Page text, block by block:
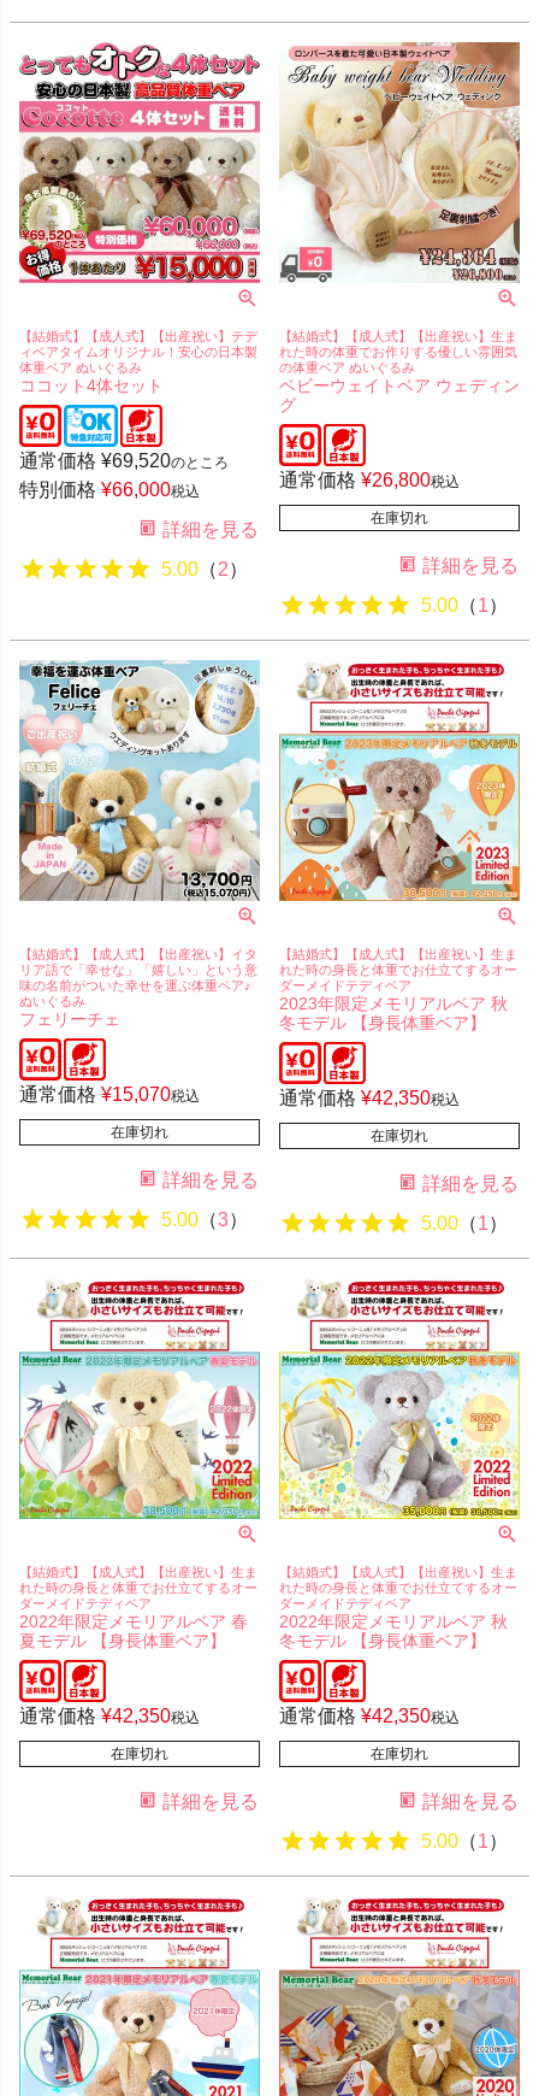
【結婚式】【成人式】【出産祝い】テデ
ィベアタイムオリジナル！安心の日本製
体重ベア ぬいぐるみ
ココット4体セット
通常価格 ¥69,520のところ
特別価格 ¥66,000税込
詳細を見る
5.00 （2）
【結婚式】【成人式】【出産祝い】生ま
れた時の体重でお作りする優しい雰囲気
の体重ベア ぬいぐるみ
ベビーウェイトベア ウェディン
グ
通常価格 ¥26,800税込
在庫切れ
詳細を見る
5.00 （1）
【結婚式】【成人式】【出産祝い】イタ
リア語で「幸せな」「嬉しい」という意
味の名前がついた幸せを運ぶ体重ベア♪
ぬいぐるみ
フェリーチェ
通常価格 ¥15,070税込
在庫切れ
詳細を見る
5.00 （3）
【結婚式】【成人式】【出産祝い】生ま
れた時の身長と体重でお仕立てするオー
ダーメイドテディベア
2023年限定メモリアルベア 秋
冬モデル 【身長体重ベア】
通常価格 ¥42,350税込
在庫切れ
詳細を見る
5.00 （1）
【結婚式】【成人式】【出産祝い】生ま
れた時の身長と体重でお仕立てするオー
ダーメイドテディベア
2022年限定メモリアルベア 春
夏モデル 【身長体重ベア】
通常価格 ¥42,350税込
在庫切れ
詳細を見る
【結婚式】【成人式】【出産祝い】生ま
れた時の身長と体重でお仕立てするオー
ダーメイドテディベア
2022年限定メモリアルベア 秋
冬モデル 【身長体重ベア】
通常価格 ¥42,350税込
在庫切れ
詳細を見る
5.00 （1）